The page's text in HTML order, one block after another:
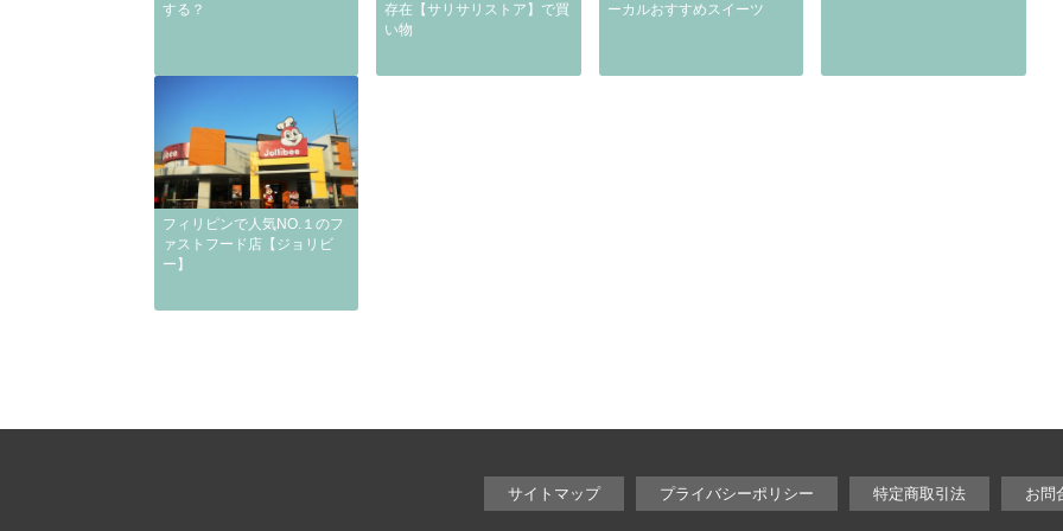
する？
存在【サリサリストア】で買
い物
ーカルおすすめスイーツ
フィリピンで人気NO.１のフ
ァストフード店【ジョリビ
ー】
サイトマップ プライバシーポリシー 特定商取引法 お問